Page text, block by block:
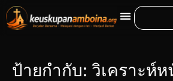
ป้ายกำกับ: วิเคราะห์